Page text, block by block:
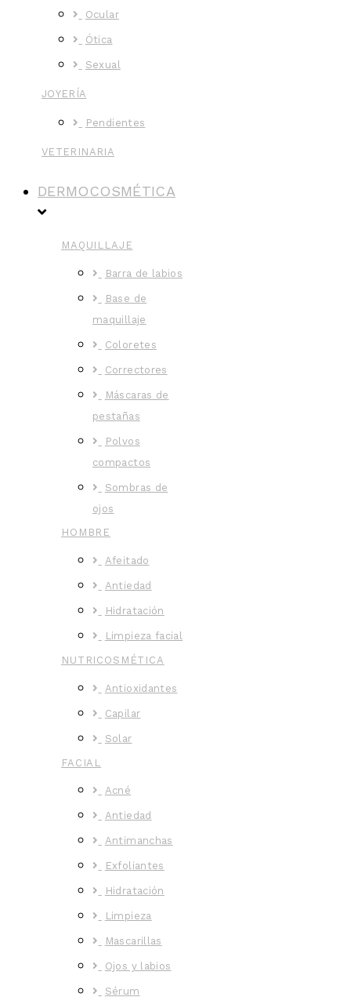
Ocular
Ótica
Sexual
JOYERÍA
Pendientes
VETERINARIA
DERMOCOSMÉTICA
MAQUILLAJE
Barra de labios
Base de
maquillaje
Coloretes
Correctores
Máscaras de
pestañas
Polvos
compactos
Sombras de
ojos
HOMBRE
Afeitado
Antiedad
Hidratación
Limpieza facial
NUTRICOSMÉTICA
Antioxidantes
Capilar
Solar
FACIAL
Acné
Antiedad
Antimanchas
Exfoliantes
Hidratación
Limpieza
Mascarillas
Ojos y labios
Sérum